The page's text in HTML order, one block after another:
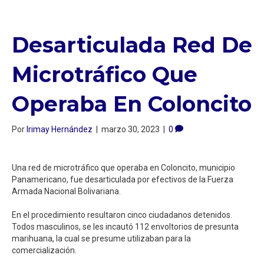
Desarticulada Red De
Microtráfico Que
Operaba En Coloncito⁣
PorIrimay Hernández | marzo 30, 2023 | 0
Una red de microtráfico que operaba en Coloncito, municipio
Panamericano, fue desarticulada por efectivos de la Fuerza
Armada Nacional Bolivariana. ⁣
En el procedimiento resultaron cinco ciudadanos detenidos.
Todos masculinos, se les incautó 112 envoltorios de presunta
marihuana, la cual se presume utilizaban para la
comercialización. ⁣